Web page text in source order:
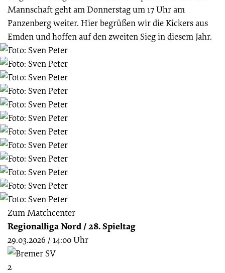
Mannschaft geht am Donnerstag um 17 Uhr am
Panzenberg weiter. Hier begrüßen wir die Kickers aus
Emden und hoffen auf den zweiten Sieg in diesem Jahr.
Zum Matchcenter
Regionalliga Nord/28. Spieltag
29.03.2026 / 14:00 Uhr
2